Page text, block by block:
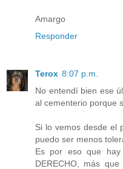
Amargo
Responder
Terox 8:07 p.m.
No entendí bien ese
al cementerio porque
Si lo vemos desde el
puedo ser menos
Es por eso que
DERECHO, más